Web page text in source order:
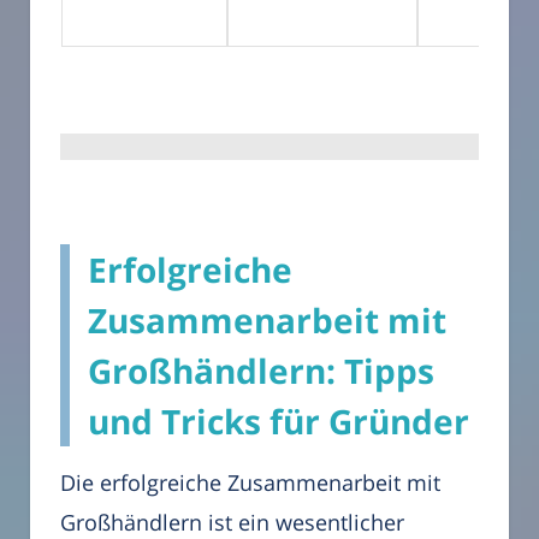
Erfolgreiche
Zusammenarbeit mit
Großhändlern: Tipps
und Tricks für Gründer
Die erfolgreiche Zusammenarbeit mit
Großhändlern ist ein wesentlicher